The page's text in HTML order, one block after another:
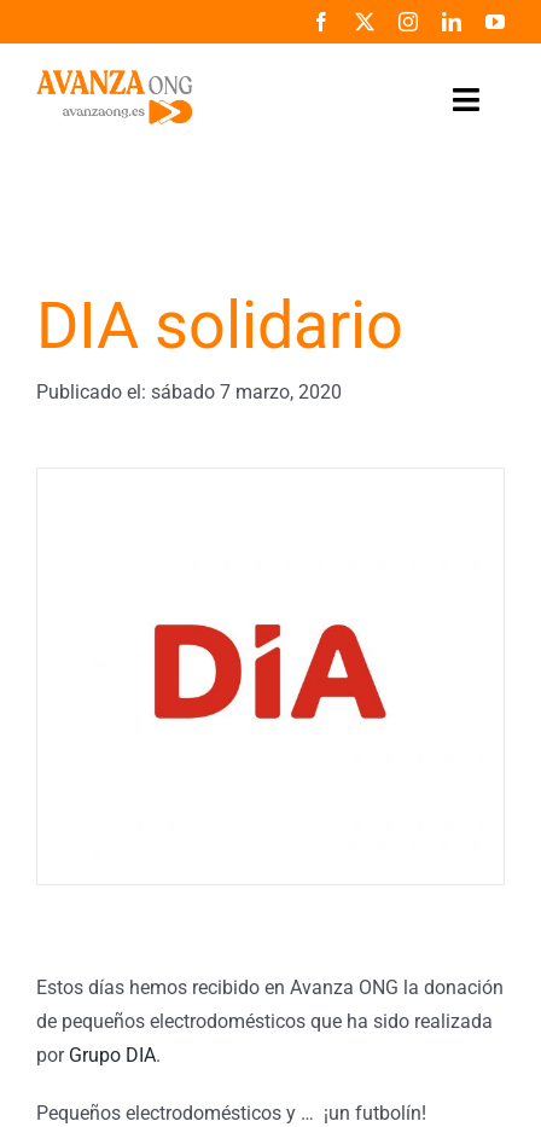
al
contenido
Toggle
Colabora
Noticias
DIA solidario
Publicado el: sábado 7 marzo, 2020
Estos días hemos recibido en Avanza ONG la donación
de pequeños electrodomésticos que ha sido realizada
por Grupo DIA.
Pequeños electrodomésticos y … ¡un futbolín!